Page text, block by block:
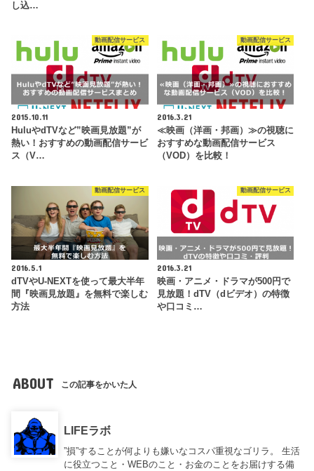
し込…
動画配信サービス
2015.10.11
HuluやdTVなど”映画見放題”が
熱い！おすすめの動画配信サービ
ス（V…
動画配信サービス
2016.3.21
≪映画（洋画・邦画）≫の視聴に
おすすめな動画配信サービス
（VOD）を比較！
動画配信サービス
2016.5.1
dTVやU-NEXTを使って最大半年
間『映画見放題』を無料で楽しむ
方法
動画配信サービス
2016.3.21
映画・アニメ・ドラマが500円で
見放題！dTV（dビデオ）の特徴
や口コミ…
ABOUT この記事をかいた人
LIFEラボ
”損”することが何よりも嫌いなコスパ重視なゴリラ。 生活
に役立つこと・WEBのこと・お金のことをお届けする備